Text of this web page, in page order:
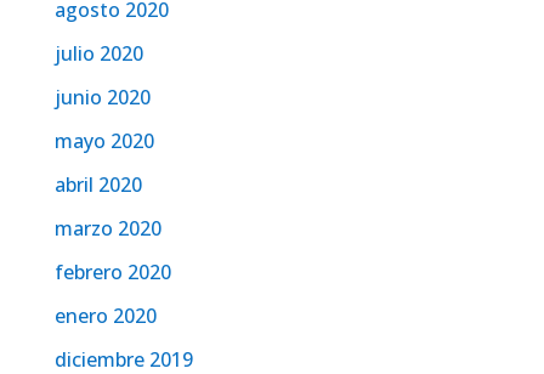
agosto 2020
julio 2020
junio 2020
mayo 2020
abril 2020
marzo 2020
febrero 2020
enero 2020
diciembre 2019